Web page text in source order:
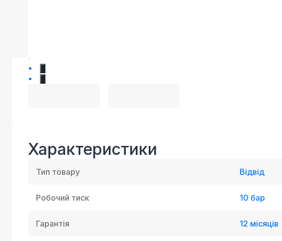
Характеристики
Тип товару Відвід
Робочий тиск 10 бар
Гарантія 12 місяців